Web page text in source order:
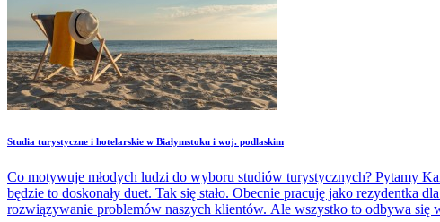
Studia turystyczne i hotelarskie w Białymstoku i woj. podlaskim
Co motywuje młodych ludzi do wyboru studiów turystycznych? Pytamy
będzie to doskonały duet. Tak się stało. Obecnie pracuję jako rezydentka
rozwiązywanie problemów naszych klientów. Ale wszystko to odbywa się